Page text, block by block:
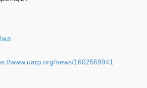
www.uarp.org/news/1602569941